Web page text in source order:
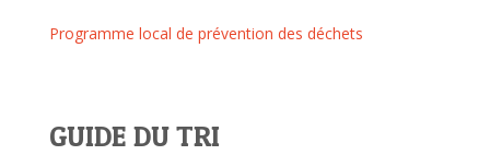
Programme local de prévention des déchets
GUIDE DU TRI